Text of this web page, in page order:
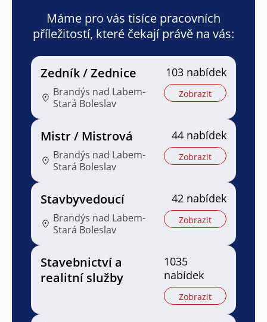
Máme pro vás tisíce pracovních
příležitostí, které čekají právě na vás:
Zedník / Zednice
Brandýs nad Labem-
Stará Boleslav
103 nabídek
Zobrazit
Mistr / Mistrová
Brandýs nad Labem-
Stará Boleslav
44 nabídek
Zobrazit
Stavbyvedoucí
Brandýs nad Labem-
Stará Boleslav
42 nabídek
Zobrazit
Stavebnictví a
realitní služby
1035
nabídek
Zobrazit